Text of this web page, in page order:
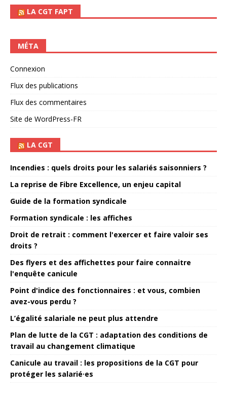
LA CGT FAPT
MÉTA
Connexion
Flux des publications
Flux des commentaires
Site de WordPress-FR
LA CGT
Incendies : quels droits pour les salariés saisonniers ?
La reprise de Fibre Excellence, un enjeu capital
Guide de la formation syndicale
Formation syndicale : les affiches
Droit de retrait : comment l'exercer et faire valoir ses
droits ?
Des flyers et des affichettes pour faire connaitre
l'enquête canicule
Point d'indice des fonctionnaires : et vous, combien
avez-vous perdu ?
L’égalité salariale ne peut plus attendre
Plan de lutte de la CGT : adaptation des conditions de
travail au changement climatique
Canicule au travail : les propositions de la CGT pour
protéger les salarié·es